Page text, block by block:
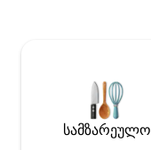
სამზარეულო